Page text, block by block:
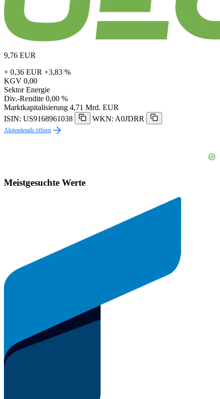
9,76 EUR
+ 0,36 EUR +3,83 %
KGV 0,00
Sektor Energie
Div.-Rendite 0,00 %
Marktkapitalisierung 4,71 Mrd. EUR
ISIN: US9168961038
WKN: A0JDRR
Aktiendetails öffnen
Meistgesuchte Werte